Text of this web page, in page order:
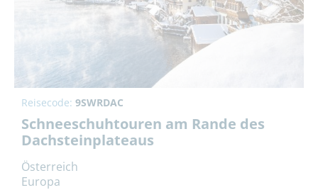
Reisecode: 9SWRDAC
Schneeschuhtouren am Rande des
Dachsteinplateaus
Österreich
Europa